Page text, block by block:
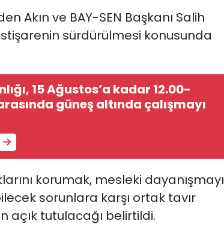
Akın ve BAY-SEN Başkanı Salih
sürdürülmesi konusunda
15 Ağustos’a kadar 12.00-
güneş altında çalışmayı
korumak, mesleki dayanışmayı
sorunlara karşı ortak tavır
açık tutulacağı belirtildi.